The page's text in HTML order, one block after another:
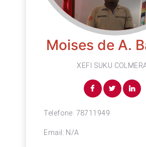
Moises de A.
XEFI SUKU
Telefone: 78711949
Email: N/A